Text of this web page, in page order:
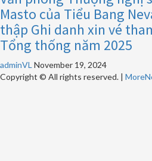
Masto của Tiểu Bang
thập Ghi danh xin vé
Tổng thống năm 2025
adminVL November 19, 2024
Copyright © All rights reserved. |